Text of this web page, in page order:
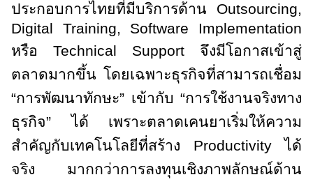
ประกอบการไทยที่มีบริการด้าน Outsourcing,
Digital Training, Software Implementation
หรือ Technical Support จึงมีโอกาสเข้าสู่
ตลาดมากขึ้น โดยเฉพาะธุรกิจที่สามารถเชื่อม
“การพัฒนาทักษะ” เข้ากับ “การใช้งานจริงทาง
ธุรกิจ” ได้ เพราะตลาดเคนยาเริ่มให้ความ
สำคัญกับเทคโนโลยีที่สร้าง Productivity ได้
จริง มากกว่าการลงทุนเชิงภาพลักษณ์ด้าน